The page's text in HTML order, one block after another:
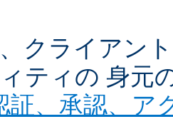
クライアン
ティの 身元
証、承認、ア